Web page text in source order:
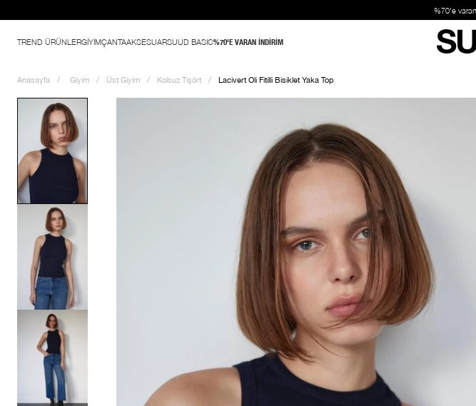
TREND ÜRÜNLERGİYİMÇANTAAKSESUARSUUD BASIC%70'E VARAN İNDİRİM
Anasayfa Giyim Üst Giyim Kolsuz Tişört Lacivert Oli Fitilli Bisiklet Yaka Top